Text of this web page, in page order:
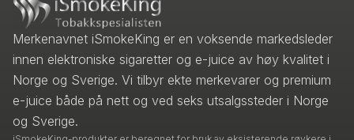
Merkenavnet iSmokeKing er en voksende markedsleder
innen elektroniske sigaretter og e-juice av høy kvalitet i
Norge og Sverige. Vi tilbyr ekte merkevarer og premium
e-juice både på nett og ved seks utsalgssteder i Norge
og Sverige.